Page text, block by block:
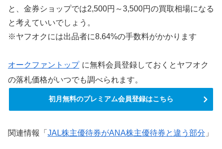
と、金券ショップでは2,500円～3,500円の買取相場になる
と考えていいでしょう。
※ヤフオクには出品者に8.64%の手数料がかかります
オークファントップ に無料会員登録しておくとヤフオク
の落札価格がいつでも調べられます。
初月無料のプレミアム会員登録はこちら
関連情報「 JAL株主優待券がANA株主優待券と違う部分 」